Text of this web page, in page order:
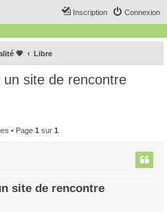
Connexion
Inscription
💗 Libre
site de rencontre
• Page 1 sur 1
site de rencontre